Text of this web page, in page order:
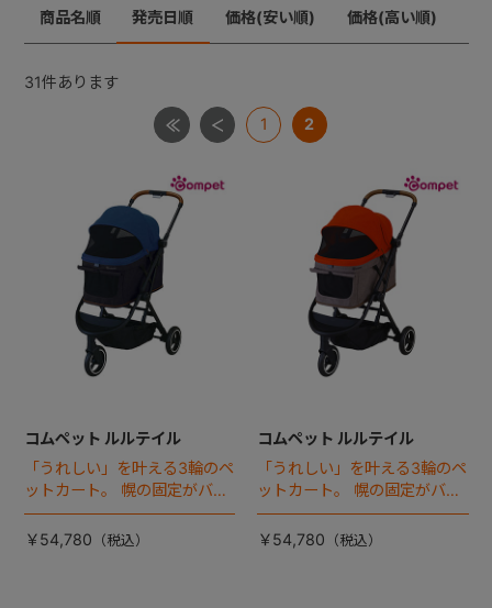
商品名順 発売日順 価格(安い順) 価格(高い順)
31件あります
1 2
コムペット ルルテイル
「うれしい」を叶える3輪のペ
ットカート。 幌の固定がバッ
クルになった「ルルテイル」
に新色登場！
￥54,780
コムペット ルルテイル
「うれしい」を叶える3輪のペ
ットカート。 幌の固定がバッ
クルになった「ルルテイル」
登場！
￥54,780